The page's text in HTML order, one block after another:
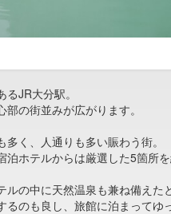
JR大分駅。
の街並みが広がります。
く、人通りも多い賑わう街。
泊ホテルからは厳選した5箇所を
ルの中に天然温泉も兼ね備えた
るのも良し、旅館に泊まってゆ